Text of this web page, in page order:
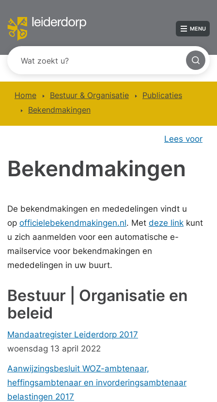
MENU
Home Bestuur & Organisatie
Publicaties
Bekendmakingen
Lees voor
Bekendmakingen
De bekendmakingen en mededelingen vindt u
op officielebekendmakingen.nl. Met deze link kunt
u zich aanmelden voor een automatische e-
mailservice voor bekendmakingen en
mededelingen in uw buurt.
Bestuur | Organisatie en
beleid
Mandaatregister Leiderdorp 2017
woensdag 13 april 2022
Aanwijzingsbesluit WOZ-ambtenaar,
heffingsambtenaar en invorderingsambtenaar
belastingen 2017